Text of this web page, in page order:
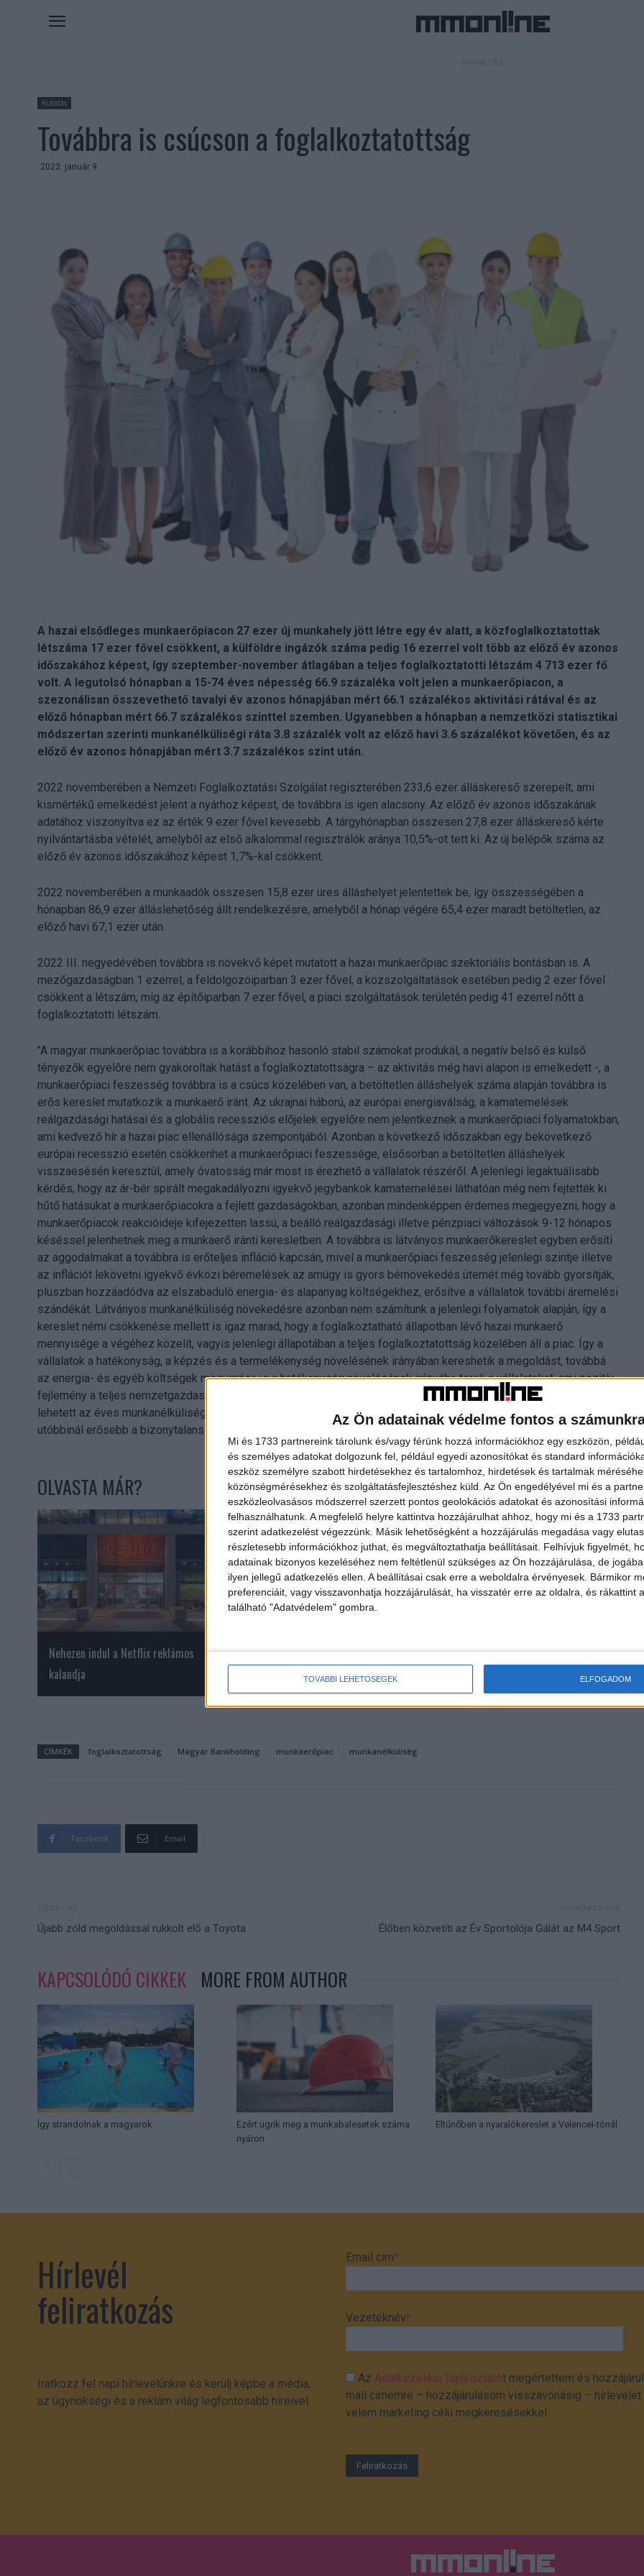
Az Ön adatainak védelme fontos a
Mi és 1733 partnereink tárolunk és/vagy férünk hozzá információkhoz egy eszközön,
és személyes adatokat dolgozunk fel, például egyedi azonosítókat és standard
eszköz személyre szabott hirdetésekhez és tartalomhoz, hirdetések és tartalmak
közönségmérésekhez és szolgáltatásfejlesztéshez küld. Az Ön engedélyével mi és a
eszközleolvasásos módszerrel szerzett pontos geolokációs adatokat és azonosítási
felhasználhatunk. A megfelelő helyre kattintva hozzájárulhat ahhoz, hogy mi és a 1733
szerint adatkezelést végezzünk. Másik lehetőségként a hozzájárulás megadása vagy
részletesebb információkhoz juthat, és megváltoztathatja beállításait. Felhívjuk figyelmét,
adatainak bizonyos kezeléséhez nem feltétlenül szükséges az Ön hozzájárulása, de
ilyen jellegű adatkezelés ellen. A beállításai csak erre a weboldalra érvényesek. Bármikor
preferenciáit, vagy visszavonhatja hozzájárulását, ha visszatér erre az oldalra, és rákattint
található "Adatvédelem" gombra.
TOVÁBBI LEHETŐSÉGEK ELFOGADOM
Kutatás
Továbbra is csúcson a foglalkoztatottság
2023. január 9.
A hazai elsődleges munkaerőpiacon 27 ezer új munkahely jött létre egy év alatt, a közfoglalkoztatottak
létszáma 17 ezer fővel csökkent, a külföldre ingázók száma pedig 16 ezerrel volt több az előző év azonos
időszakához képest, így szeptember-november átlagában a teljes foglalkoztatotti létszám 4 713 ezer fő
volt. A legutolsó hónapban a 15-74 éves népesség 66.9 százaléka volt jelen a munkaerőpiacon, a
szezonálisan összevethető tavalyi év azonos hónapjában mért 66.1 százalékos aktivitási rátával és az
előző hónapban mért 66.7 százalékos szinttel szemben. Ugyanebben a hónapban a nemzetközi statisztikai
módszertan szerinti munkanélküliségi ráta 3.8 százalék volt az előző havi 3.6 százalékot követően, és az
előző év azonos hónapjában mért 3.7 százalékos szint után.
2022 novemberében a Nemzeti Foglalkoztatási Szolgálat regiszterében 233,6 ezer álláskereső szerepelt, ami
kismértékű emelkedést jelent a nyárhoz képest, de továbbra is igen alacsony. Az előző év azonos időszakának
adatához viszonyítva ez az érték 9 ezer fővel kevesebb. A tárgyhónapban összesen 27,8 ezer álláskereső kérte
nyilvántartásba vételét, amelyből az első alkalommal regisztrálók aránya 10,5%-ot tett ki. Az új belépők száma az
előző év azonos időszakához képest 1,7%-kal csökkent.
2022 novemberében a munkaadók összesen 15,8 ezer üres álláshelyet jelentettek be, így összességében a
hónapban 86,9 ezer álláslehetőség állt rendelkezésre, amelyből a hónap végére 65,4 ezer maradt betöltetlen, az
előző havi 67,1 ezer után.
2022 III. negyedévében továbbra is növekvő képet mutatott a hazai munkaerőpiac szektoriális bontásban is. A
mezőgazdaságban 1 ezerrel, a feldolgozóiparban 3 ezer fővel, a közszolgáltatások esetében pedig 2 ezer fővel
csökkent a létszám, míg az építőiparban 7 ezer fővel, a piaci szolgáltatások területén pedig 41 ezerrel nőtt a
foglalkoztatotti létszám.
"A magyar munkaerőpiac továbbra is a korábbihoz hasonló stabil számokat produkál, a negatív belső és külső
tényezők egyelőre nem gyakoroltak hatást a foglalkoztatottságra – az aktivitás még havi alapon is emelkedett -, a
munkaerőpiaci feszesség továbbra is a csúcs közelében van, a betöltetlen álláshelyek száma alapján továbbra is
erős kereslet mutatkozik a munkaerő iránt. Az ukrajnai háború, az európai energiaválság, a kamatemelések
reálgazdasági hatásai és a globális recessziós előjelek egyelőre nem jelentkeznek a munkaerőpiaci folyamatokban,
ami kedvező hír a hazai piac ellenállósága szempontjából. Azonban a következő időszakban egy bekövetkező
európai recesszió esetén csökkenhet a munkaerőpiaci feszessége, elsősorban a betöltetlen álláshelyek
visszaesésén keresztül, amely óvatosság már most is érezhető a vállalatok részéről. A jelenlegi legaktuálisabb
kérdés, hogy az ár-bér spirált megakadályozni igyekvő jegybankok kamatemelései láthatóan még nem fejtették ki
hűtő hatásukat a munkaerőpiacokra a fejlett gazdaságokban, azonban mindenképpen érdemes megjegyezni, hogy a
munkaerőpiacok reakcióideje kifejezetten lassú, a beálló reálgazdasági illetve pénzpiaci változások 9-12 hónapos
késéssel jelenhetnek meg a munkaerő iránti keresletben. A továbbra is látványos munkaerőkereslet egyben erősíti
az aggodalmakat a továbbra is erőteljes infláció kapcsán, mivel a munkaerőpiaci feszesség jelenlegi szintje illetve
az inflációt lekövetni igyekvő évközi béremelések az amúgy is gyors bérnövekedés ütemét még tovább gyorsítják,
pluszban hozzáadódva az elszabaduló energia- és alapanyag költségekhez, erősítve a vállalatok további áremelési
szándékát. Látványos munkanélküliség növekedésre azonban nem számítunk a jelenlegi folyamatok alapján, így a
kereslet némi csökkenése mellett is igaz marad, hogy a foglalkoztatható állapotban lévő hazai munkaerő
mennyisége a végéhez közelít, vagyis jelenlegi állapotában a teljes foglalkoztatottság közelében áll a piac. Így a
vállalatok a hatékonyság, a képzés és a termelékenység növelésének irányában kereshetik a megoldást, továbbá
az energia- és egyéb költségek megugrása is a hatékonyság növelésének irányába tereli a vállalatokat, ami pozitív
fejlemény a teljes nemzetgazdaság globális felzárkózása szempontjából. Várakozásunk szerint 2022-ben 3.7%
lehetett az éves munkanélküliség, idén pedig 3.9% lehet az átlagos ráta, de a globális környezet hatásai miatt az
utóbbinál erősebb a bizonytalanság" - mondta el Horváth András, a Magyar Bankholding vezető elemzője.
OLVASTA MÁR?
Nehezen indul a Netflix reklámos
kalandja
Csereklei Zoltán a Business Lounge
A marketingnek a válságban
CÍMKÉK foglalkoztatottság Magyar Bankholding munkaerőpiac munkanélküliség
Facebook Email
Újabb zöld megoldással rukkolt elő a Toyota Élőben közvetíti az Év Sportolója Gálát az M4 Sport
KAPCSOLÓDÓ CIKKEK MORE FROM AUTHOR
Így strandolnak a magyarok
Ezért ugrik meg a munkabalesetek száma
nyáron
Eltűnőben a nyaralókereslet a Velencei-tónál
Hírlevél
feliratkozás
Iratkozz fel napi hírlevelünkre és kerülj képbe a média,
az ügynökségi és a reklám világ legfontosabb híreivel.
Email cím*
Vezetéknév*
AzAdatkezelési Tájékoztatót megértettem és
mail címemre – hozzájárulásom visszavonásig –
velem marketing célú megkeresésekkel.